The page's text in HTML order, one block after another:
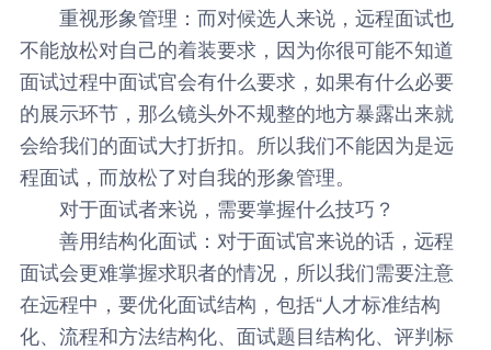
重视形象管理 ： 而对候选人来说，远程面试也
不能放松对自己的着装要求，因为你很可能不知道
面试过程中面试官会有什么要求，如果有什么必要
的展示环节，那么镜头外不规整的地方暴露出来就
会给我们的面试大打折扣。所以我们不能因为是远
程面试，而放松了对自我的形象管理。
对于面试者来说，需要掌握什么技巧？
善用结构化面试 ： 对于面试官来说的话，远程
面试会更难掌握求职者的情况，所以我们需要注意
在远程中，要优化面试结构，包括“人才标准结构
化、流程和方法结构化、面试题目结构化、评判标